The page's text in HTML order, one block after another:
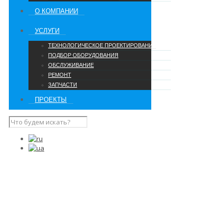
О КОМПАНИИ
УCЛУГИ
ТЕХНОЛОГИЧЕСКОЕ ПРОЕКТИРОВАНИЕ
ПОДБОР ОБОРУДОВАНИЯ
ОБСЛУЖИВАНИЕ
РЕМОНТ
ЗАПЧАСТИ
ПРОЕКТЫ